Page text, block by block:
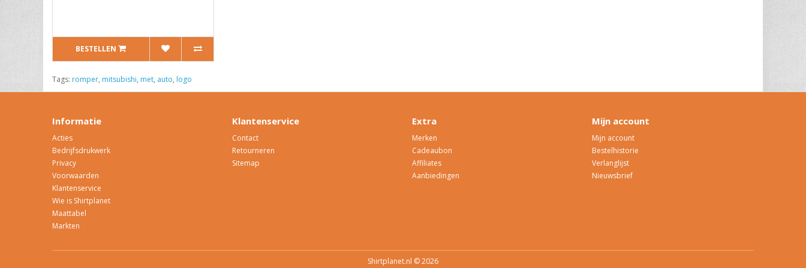
BESTELLEN
Tags: romper, mitsubishi, met, auto, logo
Informatie
Acties
Bedrijfsdrukwerk
Privacy
Voorwaarden
Klantenservice
Wie is Shirtplanet
Maattabel
Markten
Klantenservice
Contact
Retourneren
Sitemap
Extra
Merken
Cadeaubon
Affiliates
Aanbiedingen
Mijn account
Mijn account
Bestelhistorie
Verlanglijst
Nieuwsbrief
Shirtplanet.nl © 2026